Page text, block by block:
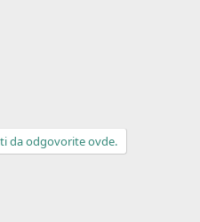
da odgovorite ovde.